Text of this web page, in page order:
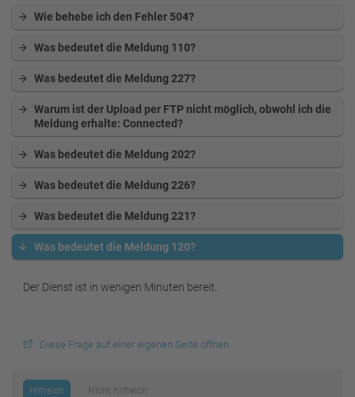
Wie behebe ich den Fehler 504?
Was bedeutet die Meldung 110?
Was bedeutet die Meldung 227?
Warum ist der Upload per FTP nicht möglich, obwohl ich die
Meldung erhalte: Connected?
Was bedeutet die Meldung 202?
Was bedeutet die Meldung 226?
Was bedeutet die Meldung 221?
Was bedeutet die Meldung 120?
Der Dienst ist in wenigen Minuten bereit.
Diese Frage auf einer eigenen Seite öffnen
Hilfreich Nicht hilfreich